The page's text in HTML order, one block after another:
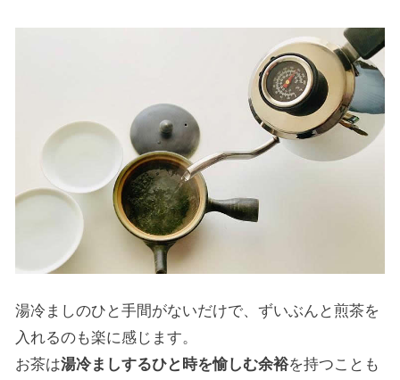
湯冷ましのひと手間がないだけで、ずいぶんと煎茶を
入れるのも楽に感じます。
お茶は湯冷ましするひと時を愉しむ余裕を持つことも